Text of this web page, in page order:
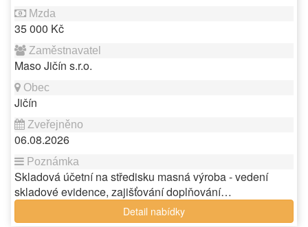
35 000 Kč
Maso Jičín s.r.o.
Jičín
06.08.2026
Skladová účetní na středisku masná výroba - vedení
skladové evidence, zajišťování doplňování…
Detail nabídky